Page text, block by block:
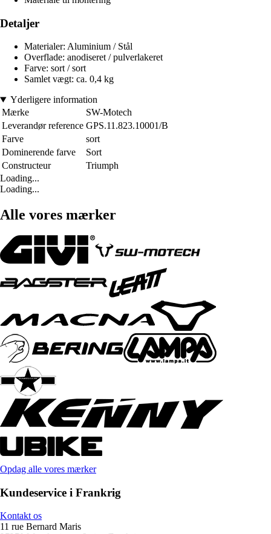
Detaljer
Materialer: Aluminium / Stål
Overflade: anodiseret / pulverlakeret
Farve: sort / sort
Samlet vægt: ca. 0,4 kg
Yderligere information
Mærke
SW-Motech
Leverandør reference GPS.11.823.10001/B
Farve
sort
Dominerende farve
Sort
Constructeur
Triumph
Loading...
Loading...
Alle vores mærker
Opdag alle vores mærker
Kundeservice i Frankrig
Kontakt os
11 rue Bernard Maris